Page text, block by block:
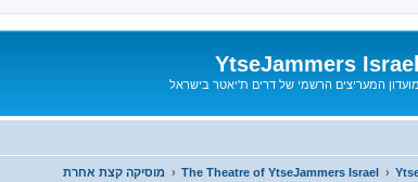
YtseJammers Israel
מועדון המעריצים הרשמי של דרים ת'יאטר בישראל
The Theatre of YtseJammers Israel מוסיקה קצת אחרת